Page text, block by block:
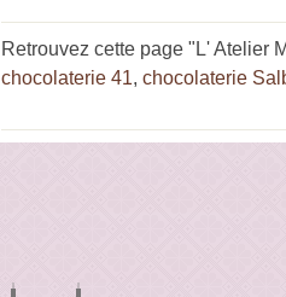
Retrouvez cette page "L' Atelier
chocolaterie 41, chocolaterie